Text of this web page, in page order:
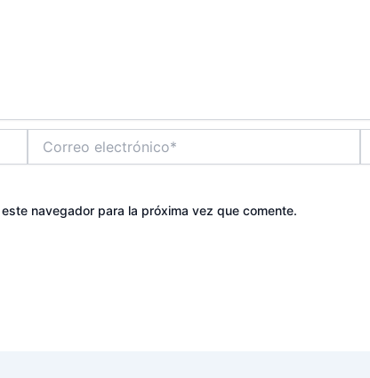
electrónico*
navegador para la próxima vez que comente.